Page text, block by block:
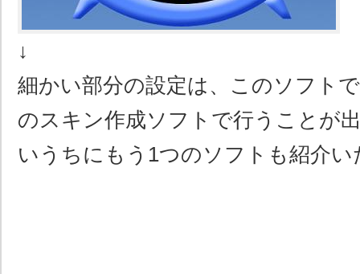
↓
細かい部分の設定は、このソフト
のスキン作成ソフトで行うことが
いうちにもう1つのソフトも紹介い